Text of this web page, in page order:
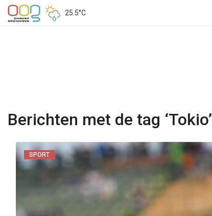
25.5°C
Berichten met de tag ‘Tokio’
SPORT